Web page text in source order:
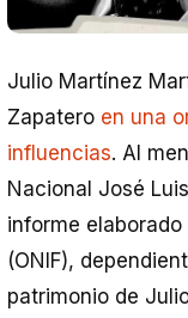
Julio Martínez
Zapatero en una
influencias. Al
Nacional José
informe
(ONIF),
patrimonio de